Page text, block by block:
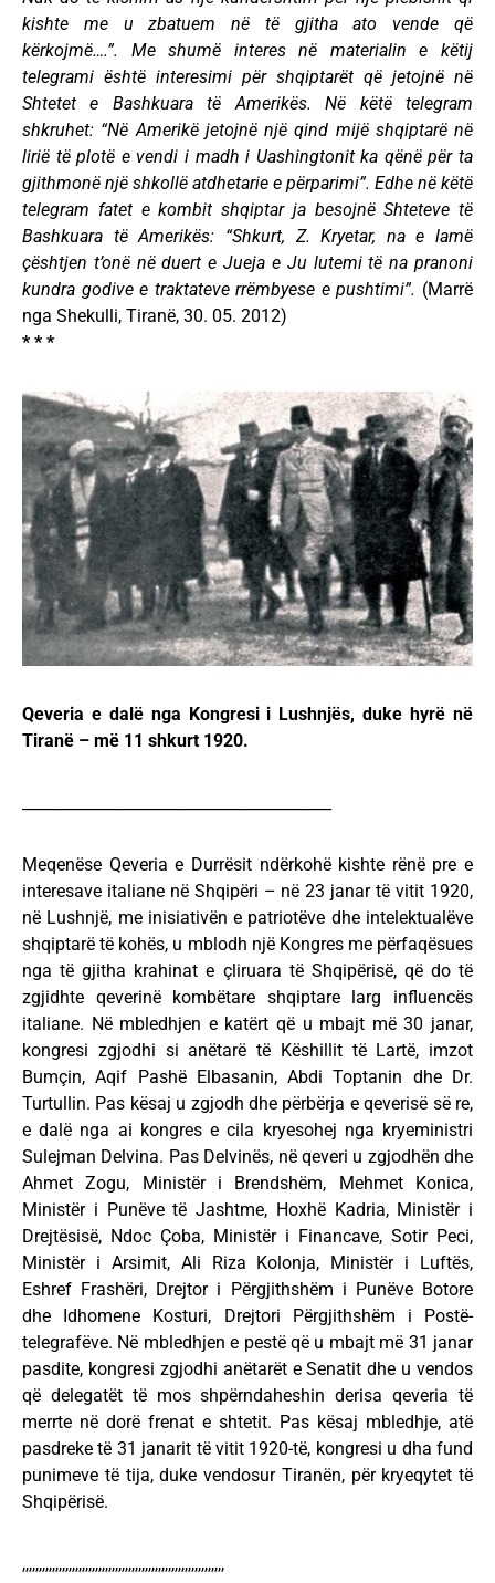
kishte me u zbatuem në të gjitha ato vende që
kërkojmë….”. Me shumë interes në materialin e këtij
telegrami është interesimi për shqiptarët që jetojnë në
Shtetet e Bashkuara të Amerikës. Në këtë telegram
shkruhet: “Në Amerikë jetojnë një qind mijë shqiptarë në
lirië të plotë e vendi i madh i Uashingtonit ka qënë për ta
gjithmonë një shkollë atdhetarie e përparimi”. Edhe në këtë
telegram fatet e kombit shqiptar ja besojnë Shteteve të
Bashkuara të Amerikës: “Shkurt, Z. Kryetar, na e lamë
çështjen t’onë në duert e Jueja e Ju lutemi të na pranoni
kundra godive e traktateve rrëmbyese e pushtimi”. (Marrë
nga Shekulli, Tiranë, 30. 05. 2012)
* * *
Qeveria e dalë nga Kongresi i Lushnjës, duke hyrë në
Tiranë – më 11 shkurt 1920.
Meqenëse Qeveria e Durrësit ndërkohë kishte rënë pre e
interesave italiane në Shqipëri – në 23 janar të vitit 1920,
në Lushnjë, me inisiativën e patriotëve dhe intelektualëve
shqiptarë të kohës, u mblodh një Kongres me përfaqësues
nga të gjitha krahinat e çliruara të Shqipërisë, që do të
zgjidhte qeverinë kombëtare shqiptare larg influencës
italiane. Në mbledhjen e katërt që u mbajt më 30 janar,
kongresi zgjodhi si anëtarë të Këshillit të Lartë, imzot
Bumçin, Aqif Pashë Elbasanin, Abdi Toptanin dhe Dr.
Turtullin. Pas kësaj u zgjodh dhe përbërja e qeverisë së re,
e dalë nga ai kongres e cila kryesohej nga kryeministri
Sulejman Delvina. Pas Delvinës, në qeveri u zgjodhën dhe
Ahmet Zogu, Ministër i Brendshëm, Mehmet Konica,
Ministër i Punëve të Jashtme, Hoxhë Kadria, Ministër i
Drejtësisë, Ndoc Çoba, Ministër i Financave, Sotir Peci,
Ministër i Arsimit, Ali Riza Kolonja, Ministër i Luftës,
Eshref Frashëri, Drejtor i Përgjithshëm i Punëve Botore
dhe Idhomene Kosturi, Drejtori Përgjithshëm i Postë-
telegrafëve. Në mbledhjen e pestë që u mbajt më 31 janar
pasdite, kongresi zgjodhi anëtarët e Senatit dhe u vendos
që delegatët të mos shpërndaheshin derisa qeveria të
merrte në dorë frenat e shtetit. Pas kësaj mbledhje, atë
pasdreke të 31 janarit të vitit 1920-të, kongresi u dha fund
punimeve të tija, duke vendosur Tiranën, për kryeqytet të
Shqipërisë.
,,,,,,,,,,,,,,,,,,,,,,,,,,,,,,,,,,,,,,,,,,,,,,,,,,,,,,,,,,,,,